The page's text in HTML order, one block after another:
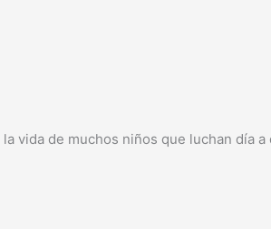
vida de muchos niños que luchan día a